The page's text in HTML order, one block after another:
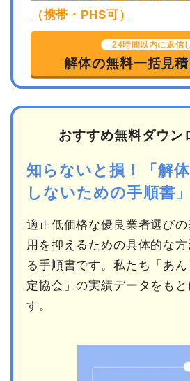
24時間以内に返信
解体の無料一括見
おすすめ無料ダウン
知らないと損！「解
しないための手順書」
適正低価格な優良業者選び
用を抑えるための具体的な
る手順書です。私たち「あ
定協会」の実績データをも
す。